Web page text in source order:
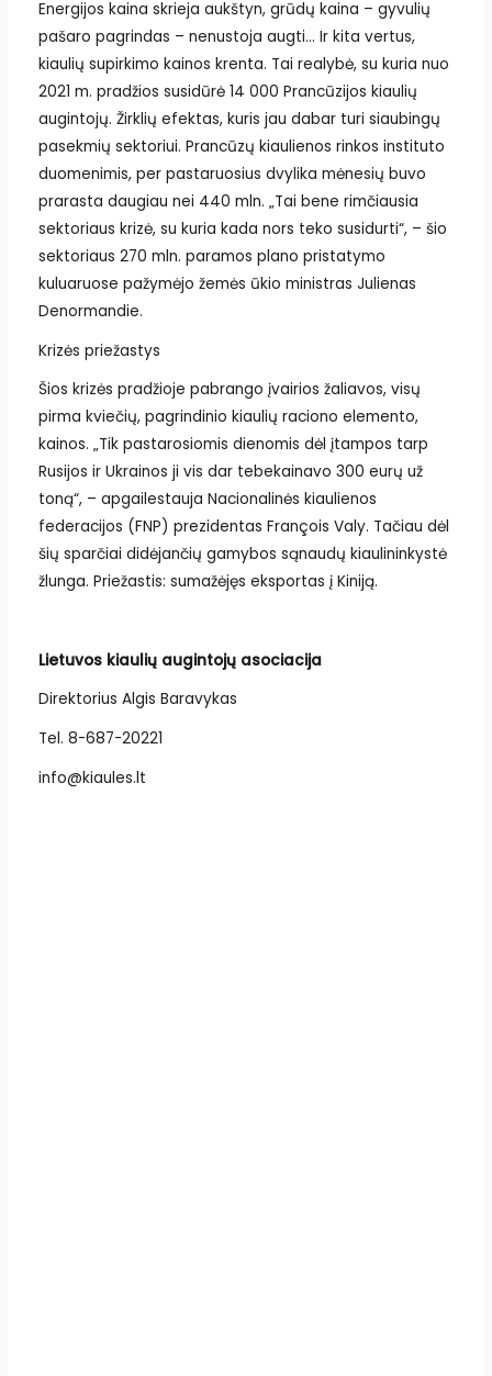
Energijos kaina skrieja aukštyn, grūdų kaina – gyvulių
pašaro pagrindas – nenustoja augti… Ir kita vertus,
kiaulių supirkimo kainos krenta. Tai realybė, su kuria nuo
2021 m. pradžios susidūrė 14 000 Prancūzijos kiaulių
augintojų. Žirklių efektas, kuris jau dabar turi siaubingų
pasekmių sektoriui. Prancūzų kiaulienos rinkos instituto
duomenimis, per pastaruosius dvylika mėnesių buvo
prarasta daugiau nei 440 mln. „Tai bene rimčiausia
sektoriaus krizė, su kuria kada nors teko susidurti“, – šio
sektoriaus 270 mln. paramos plano pristatymo
kuluaruose pažymėjo žemės ūkio ministras Julienas
Denormandie.
Krizės priežastys
Šios krizės pradžioje pabrango įvairios žaliavos, visų
pirma kviečių, pagrindinio kiaulių raciono elemento,
kainos. „Tik pastarosiomis dienomis dėl įtampos tarp
Rusijos ir Ukrainos ji vis dar tebekainavo 300 eurų už
toną“, – apgailestauja Nacionalinės kiaulienos
federacijos (FNP) prezidentas François Valy. Tačiau dėl
šių sparčiai didėjančių gamybos sąnaudų kiaulininkystė
žlunga. Priežastis: sumažėjęs eksportas į Kiniją.
Lietuvos kiaulių augintojų asociacija
Direktorius Algis Baravykas
Tel. 8-687-20221
info@kiaules.lt